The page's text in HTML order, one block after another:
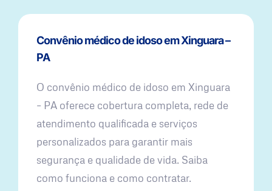
Convênio médico de idoso em Xinguara –
PA
O convênio médico de idoso em Xinguara
– PA oferece cobertura completa, rede de
atendimento qualificada e serviços
personalizados para garantir mais
segurança e qualidade de vida. Saiba
como funciona e como contratar.